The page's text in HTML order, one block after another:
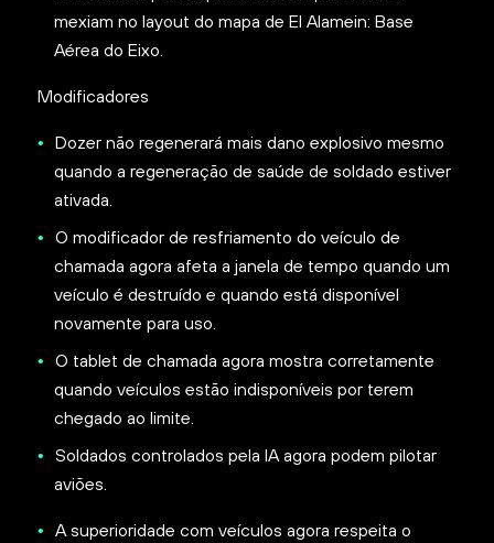
mexiam no layout do mapa de El Alamein: Base
Aérea do Eixo.
Modificadores
Dozer não regenerará mais dano explosivo mesmo
quando a regeneração de saúde de soldado estiver
ativada.
O modificador de resfriamento do veículo de
chamada agora afeta a janela de tempo quando um
veículo é destruído e quando está disponível
novamente para uso.
O tablet de chamada agora mostra corretamente
quando veículos estão indisponíveis por terem
chegado ao limite.
Soldados controlados pela IA agora podem pilotar
aviões.
A superioridade com veículos agora respeita o